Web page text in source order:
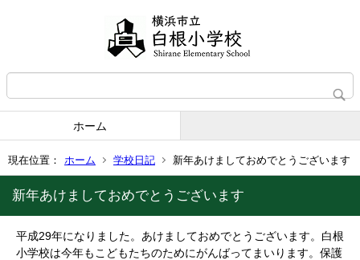
ホーム
現在位置： ホーム 学校日記 新年あけましておめでとうございます
新年あけましておめでとうございます
平成29年になりました。あけましておめでとうございます。白根
小学校は今年もこどもたちのためにがんばってまいります。保護